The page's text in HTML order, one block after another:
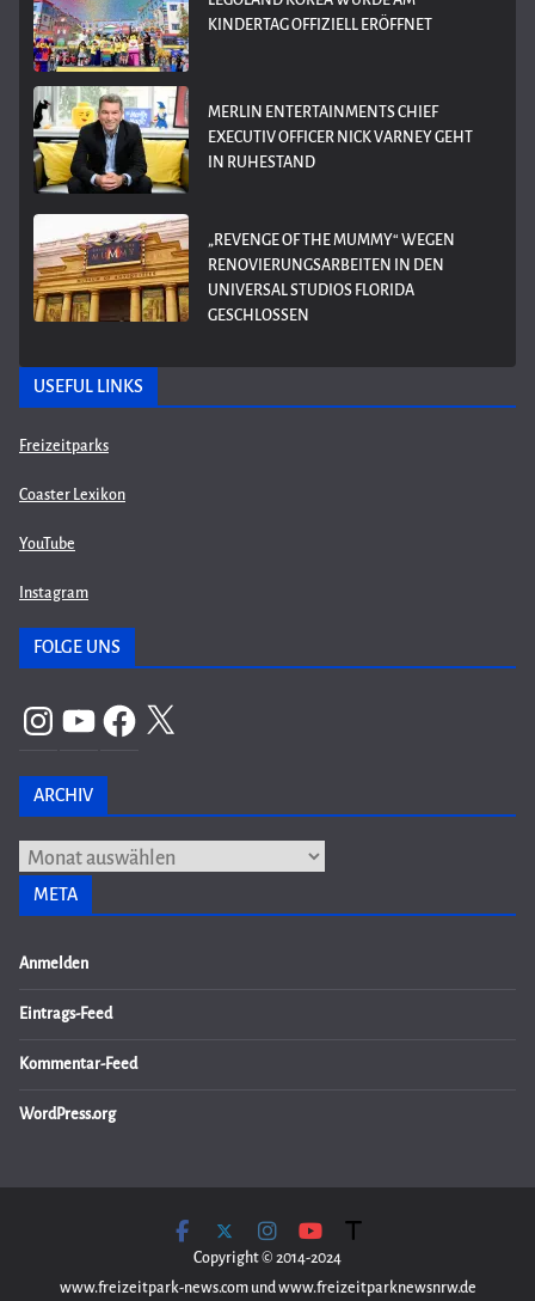
KINDERTAG OFFIZIELL ERÖFFNET
MERLIN ENTERTAINMENTS CHIEF
EXECUTIV OFFICER NICK VARNEY GEHT
IN RUHESTAND
„REVENGE OF THE MUMMY“ WEGEN
RENOVIERUNGSARBEITEN IN DEN
UNIVERSAL STUDIOS FLORIDA
GESCHLOSSEN
USEFUL LINKS
Freizeitparks
Coaster Lexikon
YouTube
Instagram
FOLGE UNS
InstagramYouTubeFacebook
X
ARCHIV
Archiv
META
Anmelden
Eintrags-Feed
Kommentar-Feed
WordPress.org
Copyright © 2014-2024
www.freizeitpark-news.com und www.freizeitparknewsnrw.de